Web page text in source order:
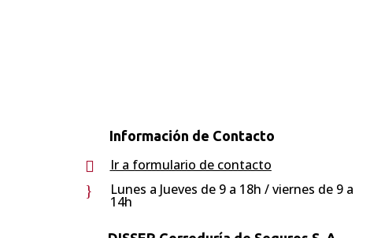
Información de Contacto

Ir a formulario de contacto
}
Lunes a Jueves de 9 a 18h / viernes de 9 a
14h